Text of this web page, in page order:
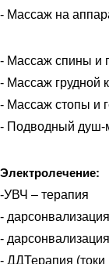
- Массаж на
- Массаж спины и
- Массаж грудной
- Массаж стопы и
- Подводный душ-
Электролечение:
-УВЧ – терапия
- дарсонвализация
-
- ДДТерапия (токи